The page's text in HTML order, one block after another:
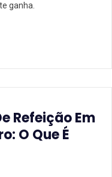
ganha.
Refeição Em
O Que É